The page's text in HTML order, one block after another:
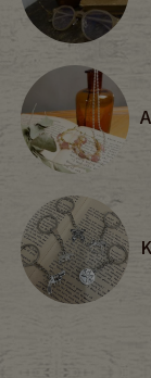
ブランドか
年代から探
Tops